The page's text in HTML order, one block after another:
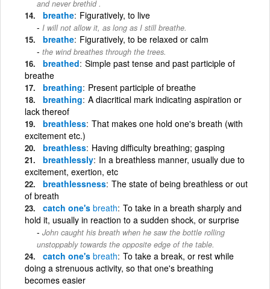
and never brethid .
breathe Figuratively, to live
I will not allow it, as long as I still breathe.
breathe Figuratively, to be relaxed or calm
the wind breathes through the trees.
breathed Simple past tense and past participle of
breathe
breathing Present participle of breathe
breathing A diacritical mark indicating aspiration or
lack thereof
breathless That makes one hold one's breath (with
excitement etc.)
breathless Having difficulty breathing; gasping
breathlessly In a breathless manner, usually due to
excitement, exertion, etc
breathlessness The state of being breathless or out
of breath
catch one's breath To take in a breath sharply and
hold it, usually in reaction to a sudden shock, or surprise
John caught his breath when he saw the bottle rolling
unstoppably towards the opposite edge of the table.
catch one's breath To take a break, or rest while
doing a strenuous activity, so that one's breathing
becomes easier